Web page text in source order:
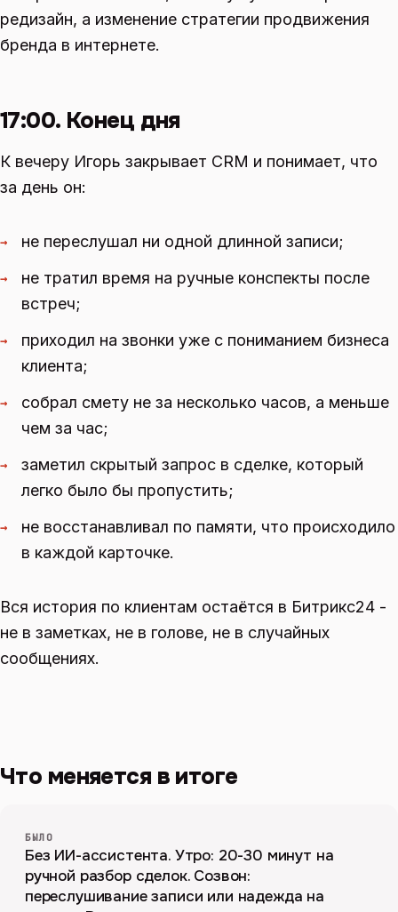
редизайн, а изменение стратегии продвижения
бренда в интернете.
17:00. Конец дня
К вечеру Игорь закрывает CRM и понимает, что
за день он:
→ не переслушал ни одной длинной записи;
→
не тратил время на ручные конспекты после
встреч;
→
приходил на звонки уже с пониманием бизнеса
клиента;
→
собрал смету не за несколько часов, а меньше
чем за час;
→
заметил скрытый запрос в сделке, который
легко было бы пропустить;
→
не восстанавливал по памяти, что происходило
в каждой карточке.
Вся история по клиентам остаётся в Битрикс24 -
не в заметках, не в голове, не в случайных
сообщениях.
Что меняется в итоге
БЫЛО
Без ИИ-ассистента. Утро: 20-30 минут на
ручной разбор сделок. Созвон:
переслушивание записи или надежда на